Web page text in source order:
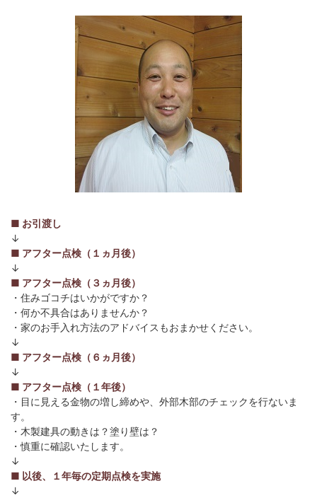
■ お引渡し
↓
■ アフター点検（１ヵ月後）
↓
■ アフター点検（３ヵ月後）
・住みゴコチはいかがですか？
・何か不具合はありませんか？
・家のお手入れ方法のアドバイスもおまかせください。
↓
■ アフター点検（６ヵ月後）
↓
■ アフター点検（１年後）
・目に見える金物の増し締めや、外部木部のチェックを行ないま
す。
・木製建具の動きは？塗り壁は？
・慎重に確認いたします。
↓
■ 以後、１年毎の定期点検を実施
↓